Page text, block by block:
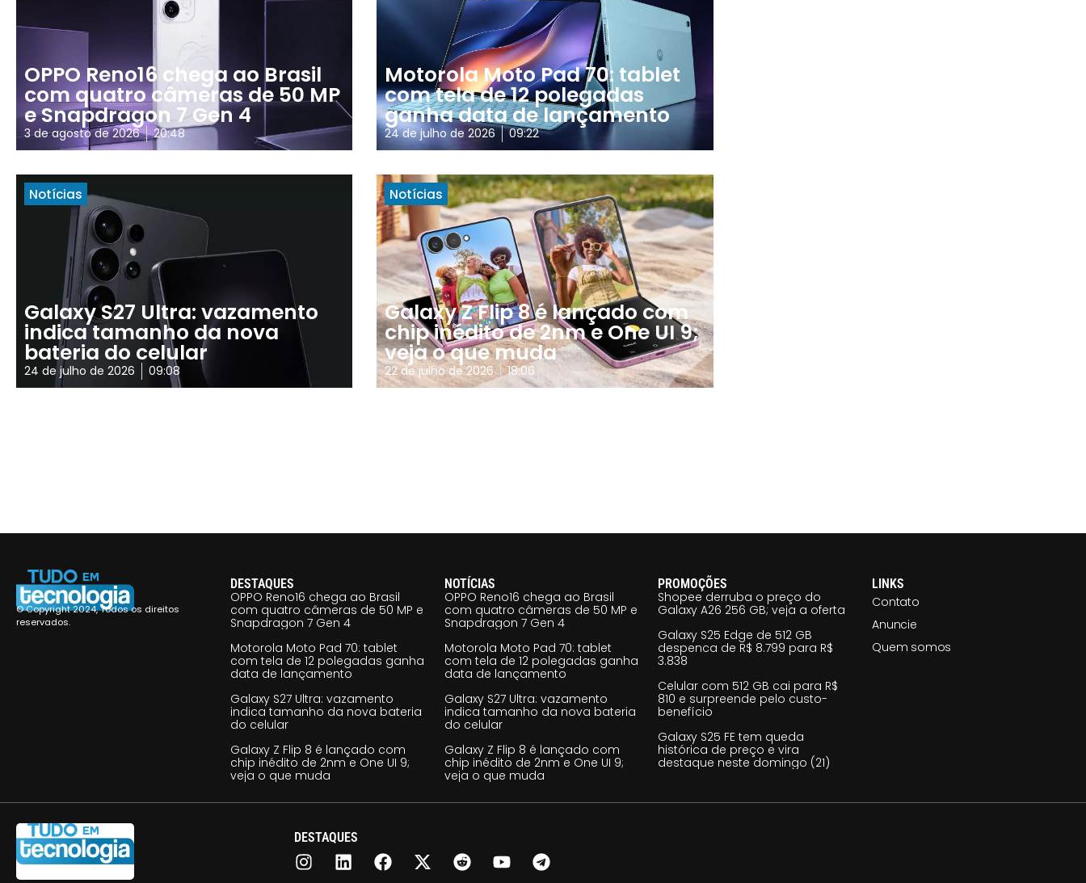
OPPO Reno16 chega ao Brasil
com quatro câmeras de 50 MP
e Snapdragon 7 Gen 4
3 de agosto de 2026 20:48
Motorola Moto Pad 70: tablet
com tela de 12 polegadas
ganha data de lançamento
24 de julho de 2026 09:22
Notícias
Galaxy S27 Ultra: vazamento
indica tamanho da nova
bateria do celular
24 de julho de 2026 09:08
Notícias
Galaxy Z Flip 8 é lançado com
chip inédito de 2nm e One UI 9;
veja o que muda
22 de julho de 2026 18:06
© Copyright 2024, Todos os direitos
reservados.
DESTAQUES
OPPO Reno16 chega ao Brasil
com quatro câmeras de 50 MP e
Snapdragon 7 Gen 4
Motorola Moto Pad 70: tablet
com tela de 12 polegadas ganha
data de lançamento
Galaxy S27 Ultra: vazamento
indica tamanho da nova bateria
do celular
Galaxy Z Flip 8 é lançado com
chip inédito de 2nm e One UI 9;
veja o que muda
NOTÍCIAS
OPPO Reno16 chega ao Brasil
com quatro câmeras de 50 MP e
Snapdragon 7 Gen 4
Motorola Moto Pad 70: tablet
com tela de 12 polegadas ganha
data de lançamento
Galaxy S27 Ultra: vazamento
indica tamanho da nova bateria
do celular
Galaxy Z Flip 8 é lançado com
chip inédito de 2nm e One UI 9;
veja o que muda
PROMOÇÕES
Shopee derruba o preço do
Galaxy A26 256 GB; veja a oferta
Galaxy S25 Edge de 512 GB
despenca de R$ 8.799 para R$
3.838
Celular com 512 GB cai para R$
810 e surpreende pelo custo-
benefício
Galaxy S25 FE tem queda
histórica de preço e vira
destaque neste domingo (21)
LINKS
Contato
Anuncie
Quem somos
DESTAQUES